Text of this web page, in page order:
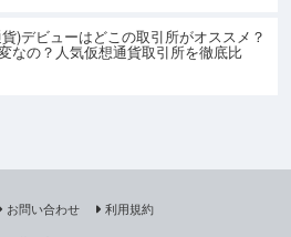
)デビューはどこの取引所がオススメ？
なの？人気仮想通貨取引所を徹底比
お問い合わせ
利用規約